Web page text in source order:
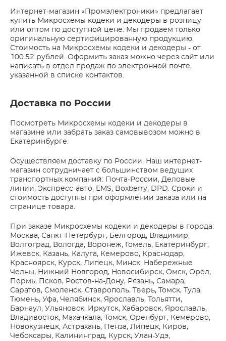
Интернет-магазин «Промэлектроники» предлагает
купить Микросхемы кодеки и декодеры в розницу
или оптом по доступной цене. Мы продаем только
оригинальную сертифицированную продукцию.
Стоимость на Микросхемы кодеки и декодеры - от
100.52 рублей. Оформить заказ можно через сайт или
написать в отдел продаж по электронной почте,
указанной в списке контактов.
Доставка по России
Посмотреть Микросхемы кодеки и декодеры в
магазине или забрать заказ самовывозом можно в
Екатеринбурге.
Осуществляем доставку по России. Наш интернет-
магазин сотрудничает с большинством ведущих
транспортных компаний: Почта-России, Деловые
линии, Экспресс-авто, EMS, Boxberry, DPD. Сроки и
стоимость доступны при оформлении заказа или на
странице товара.
При заказе Микросхемы кодеки и декодеры в города:
Москва, Санкт-Петербург, Белгород, Владимир,
Волгоград, Вологда, Воронеж, Гомель, Екатеринбург,
Ижевск, Казань, Калуга, Кемерово, Краснодар,
Красноярск, Курск, Липецк, Минск, Набережные
Челны, Нижний Новгород, Новосибирск, Омск, Орёл,
Пермь, Псков, Ростов-на-Дону, Рязань, Самара,
Саратов, Смоленск, Ставрополь, Тверь, Томск, Тула,
Тюмень, Уфа, Челябинск, Ярославль, Тольятти,
Барнаул, Ульяновск, Иркутск, Хабаровск, Ярославль,
Владивосток, Махачкала, Томск, Оренбург, Кемерово,
Новокузнецк, Астрахань, Пенза, Липецк, Киров,
Чебоксары, Калининград, Курск, Улан-Удэ,